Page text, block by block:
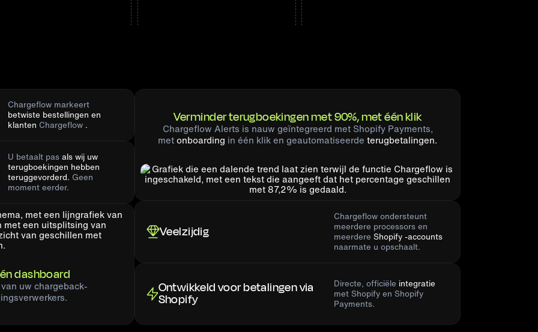
Chargeflow markeert
betwiste bestellingen en
klanten Chargeflow .
U betaalt pasals wij uw
terugboekingen hebben
teruggevorderd. Geen
moment eerder.
dashboard
van uw chargeback-
Verminder terugboekingen met 90%, met één klik
Chargeflow Alerts is nauw geïntegreerd met Shopify Payments,
metonboarding in één kliken geautomatiseerdeterugbetalingen.
Veelzijdig
Chargeflow ondersteunt
meerdere processorsen
meerdereShopify -accounts
naarmate u opschaalt.
Ontwikkeld voor betalingen via
Shopify
Directe, officiële integratie
met Shopify en Shopify
Payments.